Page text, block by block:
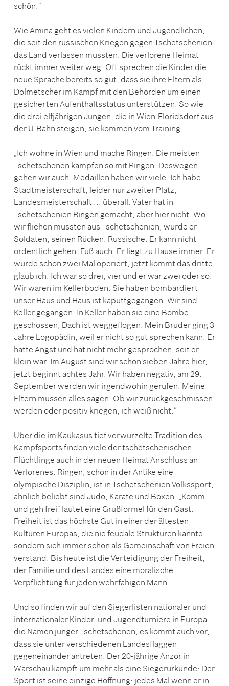
schön.“
Wie Amina geht es vielen Kindern und Jugendlichen,
die seit den russischen Kriegen gegen Tschetschenien
das Land verlassen mussten. Die verlorene Heimat
rückt immer weiter weg. Oft sprechen die Kinder die
neue Sprache bereits so gut, dass sie ihre Eltern als
Dolmetscher im Kampf mit den Behörden um einen
gesicherten Aufenthaltsstatus unterstützen. So wie
die drei elfjährigen Jungen, die in Wien-Floridsdorf aus
der U-Bahn steigen, sie kommen vom Training.
„Ich wohne in Wien und mache Ringen. Die meisten
Tschetschenen kämpfen so mit Ringen. Deswegen
gehen wir auch. Medaillen haben wir viele. Ich habe
Stadtmeisterschaft, leider nur zweiter Platz,
Landesmeisterschaft ... überall. Vater hat in
Tschetschenien Ringen gemacht, aber hier nicht. Wo
wir fliehen mussten aus Tschetschenien, wurde er
Soldaten, seinen Rücken. Russische. Er kann nicht
ordentlich gehen. Fuß auch. Er liegt zu Hause immer. Er
wurde schon zwei Mal operiert, jetzt kommt das dritte,
glaub ich. Ich war so drei, vier und er war zwei oder so.
Wir waren im Kellerboden. Sie haben bombardiert
unser Haus und Haus ist kaputtgegangen. Wir sind
Keller gegangen. In Keller haben sie eine Bombe
geschossen, Dach ist weggeflogen. Mein Bruder ging 3
Jahre Logopädin, weil er nicht so gut sprechen kann. Er
hatte Angst und hat nicht mehr gesprochen, seit er
klein war. Im August sind wir schon sieben Jahre hier,
jetzt beginnt achtes Jahr. Wir haben negativ, am 29.
September werden wir irgendwohin gerufen. Meine
Eltern müssen alles sagen. Ob wir zurückgeschmissen
werden oder positiv kriegen, ich weiß nicht.“
Über die im Kaukasus tief verwurzelte Tradition des
Kampfsports finden viele der tschetschenischen
Flüchtlinge auch in der neuen Heimat Anschluss an
Verlorenes. Ringen, schon in der Antike eine
olympische Disziplin, ist in Tschetschenien Volkssport,
ähnlich beliebt sind Judo, Karate und Boxen. „Komm
und geh frei“ lautet eine Grußformel für den Gast.
Freiheit ist das höchste Gut in einer der ältesten
Kulturen Europas, die nie feudale Strukturen kannte,
sondern sich immer schon als Gemeinschaft von Freien
verstand. Bis heute ist die Verteidigung der Freiheit,
der Familie und des Landes eine moralische
Verpflichtung für jeden wehrfähigen Mann.
Und so finden wir auf den Siegerlisten nationaler und
internationaler Kinder- und Jugendturniere in Europa
die Namen junger Tschetschenen, es kommt auch vor,
dass sie unter verschiedenen Landesflaggen
gegeneinander antreten. Der 20-jährige Anzor in
Warschau kämpft um mehr als eine Siegerurkunde: Der
Sport ist seine einzige Hoffnung: jedes Mal wenn er in